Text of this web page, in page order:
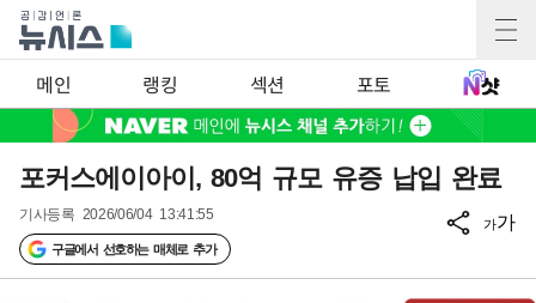
메인 랭킹 섹션 포토
포커스에이아이, 80억 규모 유증 납입 완료
기사등록 2026/06/04 13:41:55
구글에서 선호하는 매체로 추가
가가